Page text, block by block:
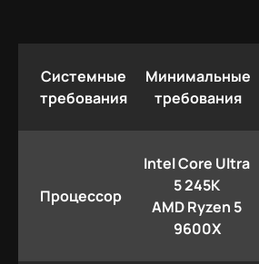
Системные
требования
Минимальные
требования
Процессор
Intel Core Ultra
5 245K
AMD Ryzen 5
9600X